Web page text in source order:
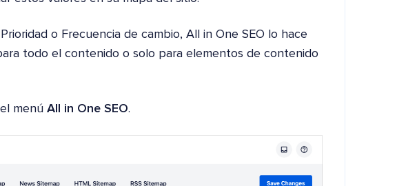
o Frecuencia de cambio, All in One SEO lo hace
todo el contenido o solo para elementos de contenido
menú All in One SEO.